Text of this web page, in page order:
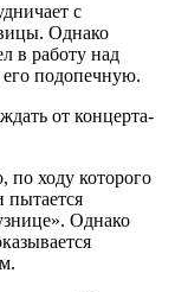
с
Однако
в работу над
подопечную.
от концерта-
по ходу которого
пытается
Однако